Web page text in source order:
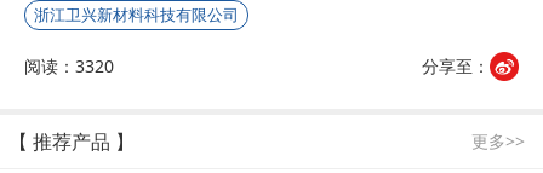
浙江卫兴新材料科技有限公司
阅读：3320 分享至：
【 推荐产品 】 更多>>